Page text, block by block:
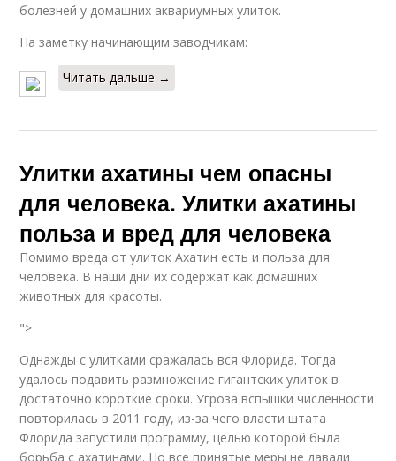
болезней у домашних аквариумных улиток.
На заметку начинающим заводчикам:
Читать дальше →
Улитки ахатины чем опасны
для человека. Улитки ахатины
польза и вред для человека
Помимо вреда от улиток Ахатин есть и польза для
человека. В наши дни их содержат как домашних
животных для красоты.
">
Однажды с улитками сражалась вся Флорида. Тогда
удалось подавить размножение гигантских улиток в
достаточно короткие сроки. Угроза вспышки численности
повторилась в 2011 году, из-за чего власти штата
Флорида запустили программу, целью которой была
борьба с ахатинами. Но все принятые меры не давали